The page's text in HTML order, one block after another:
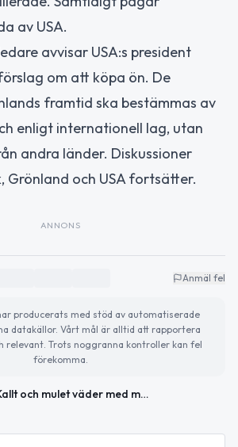
av USA.
avvisar USA:s president
om att köpa ön. De
framtid ska bestämmas av
enligt internationell lag, utan
andra länder. Diskussioner
Grönland och USA fortsätter.
ANNONS
Anmäl fel
producerats med stöd av automatiserade
datakällor. Vårt mål är alltid att rapportera
relevant. Trots noggranna kontroller kan fel
förekomma.
Kallt och mulet väder med marsipandagen idag